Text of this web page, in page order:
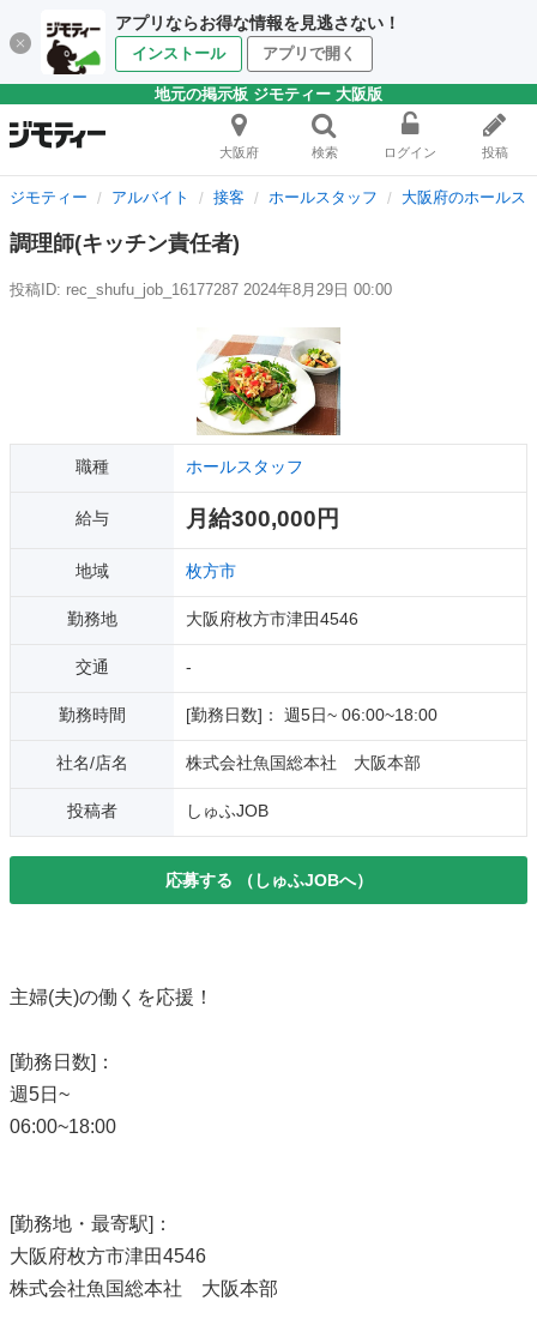
アプリならお得な情報を見逃さない！
インストール アプリで開く
地元の掲示板 ジモティー 大阪版
大阪府 検索 ログイン 投稿
ジモティー アルバイト 接客 ホールスタッフ 大阪府のホールス
調理師(キッチン責任者)
投稿ID: rec_shufu_job_16177287 2024年8月29日 00:00
職種 ホールスタッフ
給与 月給300,000円
地域 枚方市
勤務地 大阪府枚方市津田4546
交通 -
勤務時間 [勤務日数]： 週5日~ 06:00~18:00
社名/店名 株式会社魚国総本社 大阪本部
投稿者 しゅふJOB
応募する （しゅふJOBへ）
主婦(夫)の働くを応援！
[勤務日数]：
週5日~
06:00~18:00
[勤務地・最寄駅]：
大阪府枚方市津田4546
株式会社魚国総本社 大阪本部